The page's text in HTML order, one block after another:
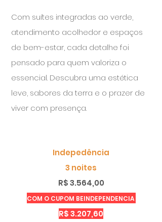
Com suítes integradas ao verde,
atendimento acolhedor e espaços
de bem-estar, cada detalhe foi
pensado para quem valoriza o
essencial. Descubra uma estética
leve, sabores da terra e o prazer de
viver com presença.
Indepedência
3 noites
R$ 3.564,00
COM O CUPOM BEINDEPENDENCIA
R$ 3.207,60